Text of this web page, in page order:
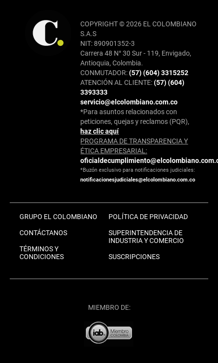
COPYRIGHT © 2026 EL COLOMBIANO
S.A.S
NIT: 890901352-3
Carrera 48 N° 30 Sur - 119, Envigado,
Antioquia, Colombia.
CONMUTADOR:(57) (604) 3315252
ATENCIÓN AL CLIENTE:(57) (604)
3393333
servicio@elcolombiano.com.co
*Para asuntos relacionados con
peticiones, quejas y reclamos (PQR),
haz clic aquí
PROGRAMA DE TRANSPARENCIA Y
ÉTICA EMPRESARIAL:
*Buzón exclusivo para notificaciones judiciales:
notificacionesjudiciales@elcolombiano.com.co
GRUPO EL COLOMBIANO
CONTÁCTANOS
TÉRMINOS Y
CONDICIONES
POLÍTICA DE PRIVACIDAD
SUPERINTENDENCIA DE
INDUSTRIA Y COMERCIO
SUSCRIPCIONES
MIEMBRO DE: